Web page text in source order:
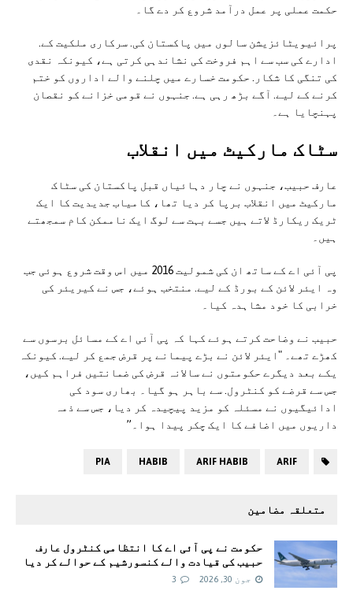
حکمت عملی پر عمل درآمد شروع کر دے گا۔
پرائیویٹائزیشن سالوں میں پاکستان کی. سرکاری ملکیت کے.
ادارے کی سب سے اہم فروخت کی نشاندہی کرتی ہے، کیونکہ نقدی
کی تنگی کا شکار. حکومت خسارے میں چلنے والے اداروں کو ختم
کرنے کے لیے. آگے بڑھ رہی ہے. جنہوں نے قومی خزانے کو نقصان
پہنچایا ہے۔
سٹاک مارکیٹ میں انقلاب
عارف حبیب، جنہوں نے چار دہائیاں قبل پاکستان کی سٹاک
مارکیٹ میں انقلاب برپا کر دیا تھا، کامیاب جدیدیت کا ایک
ٹریک ریکارڈ لاتے ہیں جسے بہت سے لوگ ایک ناممکن کام سمجھتے
ہیں۔
پی آئی اے کے ساتھ ان کی شمولیت 2016 میں اس وقت شروع ہوئی جب
وہ ایئر لائن کے بورڈ کے لیے. منتخب ہوئے، جس نے کیریئر کی
خرابی کا خود مشاہدہ کیا۔
حبیب نے وضاحت کرتے ہوئے کہا کہ پی آئی اے کے مسائل برسوں سے
کھڑے تھے۔ "ایئر لائن نے بڑے پیمانے پر قرض جمع کر لیے. کیونکہ
یکے بعد دیگرے حکومتوں نے سالانہ قرض کی ضمانتیں فراہم کیں،
جس سے قرضے کو کنٹرول. سے باہر ہو گیا۔ بھاری سود کی
ادائیگیوں نے مسئلہ کو مزید پیچیدہ کر دیا، جس سے ذمہ
داریوں میں اضافے کا ایک چکر پیدا ہوا۔”
ARIF
ARIF HABIB
HABIB
PIA
متعلقہ مضامین
حکومت نے پی آئی اے کا انتظامی کنٹرول عارف
حبیب کی قیادت والے کنسورشیم کے حوالے کر دیا
جون 30, 2026 3